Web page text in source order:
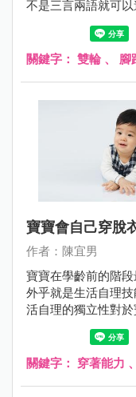
不是三言兩語就可以
關鍵字： 雙輪 、 腳
寶寶會自己穿脫
作者：陳宜男
寶寶在學齡前的階
外乎就是生活自理
活自理的獨立性對
幼兒園後可以減少
與具有責任感等，
關鍵字： 穿著能力 、